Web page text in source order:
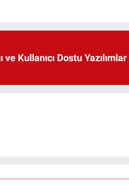
ve Kullanıcı Dostu Yazılımlar